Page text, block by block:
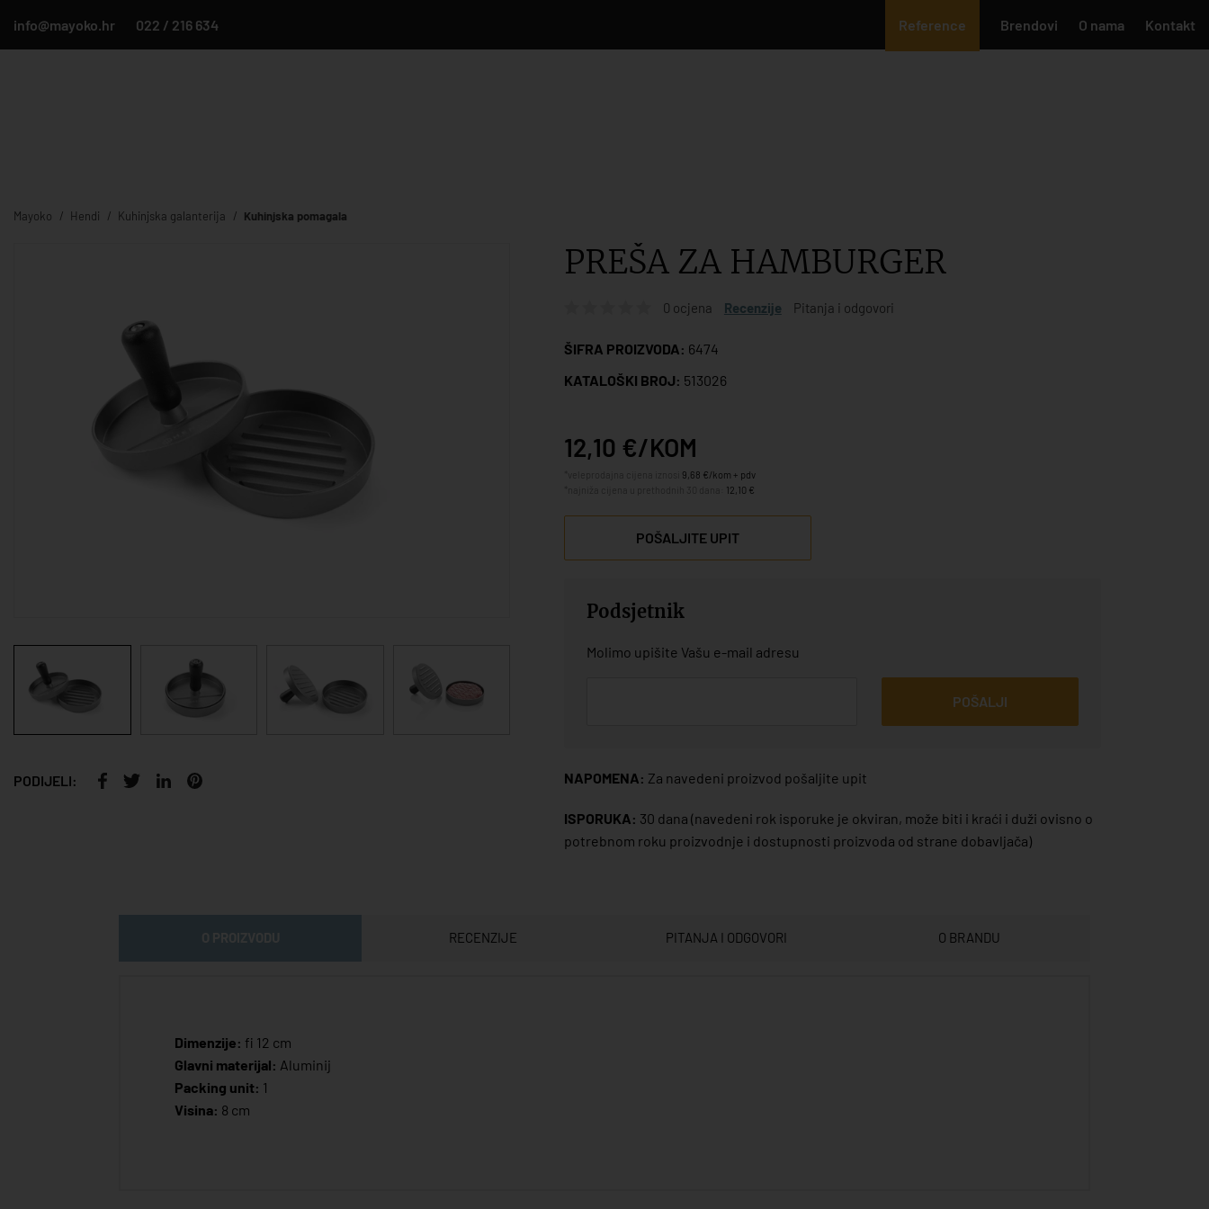
info@mayoko.hr 022 / 216 634 Reference Brendovi O nama Kontakt
Mayoko Hendi Kuhinjska galanterija Kuhinjska pomagala
PODIJELI:
PREŠA ZA HAMBURGER
0 ocjena Recenzije Pitanja i odgovori
ŠIFRA PROIZVODA: 6474
KATALOŠKI BROJ: 513026
12,10 €/KOM
9,68 €/kom + pdv
12,10 €
POŠALJITE UPIT
Podsjetnik
Molimo upišite Vašu e-mail adresu
POŠALJI
NAPOMENA: Za navedeni proizvod pošaljite upit
ISPORUKA: 30 dana (navedeni rok isporuke je okviran, može biti i kraći i duži ovisno o
potrebnom roku proizvodnje i dostupnosti proizvoda od strane dobavljača)
RECENZIJE PITANJA I ODGOVORI O BRANDU
Dimenzije: fi 12 cm
Glavni materijal: Aluminij
Packing unit: 1
Visina: 8 cm